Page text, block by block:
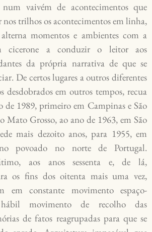
num vaivém de acontecimentos que
trilhos os acontecimentos em linha,
momentos e ambientes com a
cicerone a conduzir o leitor aos
da própria narrativa de que se
De certos lugares a outros diferentes
desdobrados em outros tempos, recua
de 1989, primeiro em Campinas e São
Mato Grosso, ao ano de 1963, em São
mais dezoito anos, para 1955, em
povoado no norte de Portugal.
aos anos sessenta e, de lá,
os fins dos oitenta mais uma vez,
em constante movimento espaço-
movimento de recolho das
de fatos reagrupadas para que se